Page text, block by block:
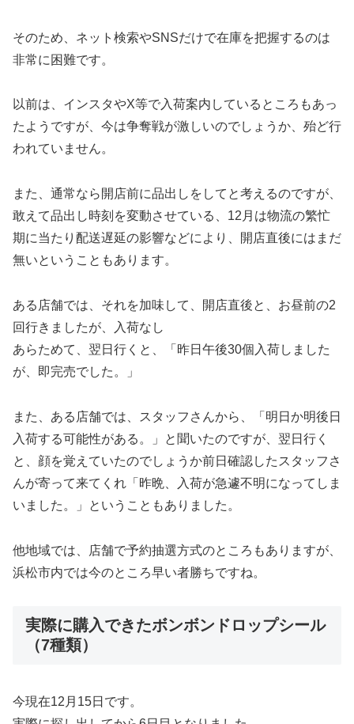
そのため、ネット検索やSNSだけで在庫を把握するのは
非常に困難です。
以前は、インスタやX等で入荷案内しているところもあっ
たようですが、今は争奪戦が激しいのでしょうか、殆ど行
われていません。
また、通常なら開店前に品出しをしてと考えるのですが、
敢えて品出し時刻を変動させている、12月は物流の繁忙
期に当たり配送遅延の影響などにより、開店直後にはまだ
無いということもあります。
ある店舗では、それを加味して、開店直後と、お昼前の2
回行きましたが、入荷なし
あらためて、翌日行くと、「昨日午後30個入荷しました
が、即完売でした。」
また、ある店舗では、スタッフさんから、「明日か明後日
入荷する可能性がある。」と聞いたのですが、翌日行く
と、顔を覚えていたのでしょうか前日確認したスタッフさ
んが寄って来てくれ「昨晩、入荷が急遽不明になってしま
いました。」ということもありました。
他地域では、店舗で予約抽選方式のところもありますが、
浜松市内では今のところ早い者勝ちですね。
実際に購入できたボンボンドロップシール
（7種類）
今現在12月15日です。